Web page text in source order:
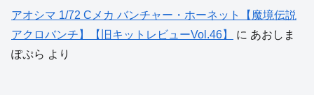
アオシマ 1/72 Cメカ バンチャー・ホーネット【魔境伝説
アクロバンチ】【旧キットレビューVol.46】
に あおしま
ぽぷら より